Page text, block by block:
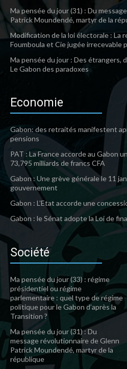
Ma pensée du jour (31) : Du
Patrick Moundendé, martyr de la
Modification de la loi électorale : La
Foumboula et Cie jugée irrecevable
Ma pensée du jour : Des étrangers,
Le Gabon des paradoxes
Economie
Gabon: des retraités manifestent
pensions
PAT : La France accorde au Gabon
73,795 milliards de francs CFA
Gabon : Une grève générale le 11
gouvernement
Gabon : L’Etat accorde une
Gabon : le Sénat adopte la Loi de
Société
Ma pensée du jour (33) : régime
présidentiel ou régime
parlementaire : quel type de régime
politique pour le Gabon d’après la
Transition ?
Ma pensée du jour (31) : Du
message révolutionnaire de Glenn
Patrick Moundendé, martyr de la
république